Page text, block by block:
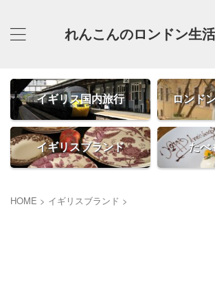
れんこんのロンドン生
イギリス国内旅行 ロンド
イギリスブランド たべ
HOME > イギリスブランド >